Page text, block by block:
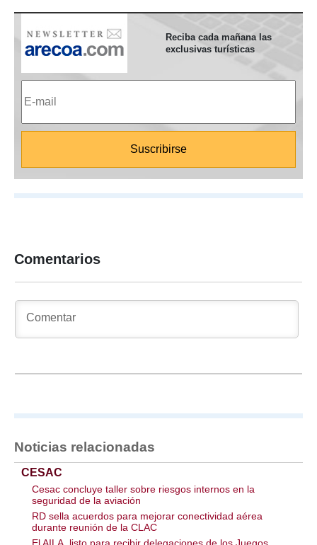
Reciba cada mañana las
exclusivas turísticas
Comentarios
Noticias relacionadas
CESAC
Cesac concluye taller sobre riesgos internos en la
seguridad de la aviación
RD sella acuerdos para mejorar conectividad aérea
durante reunión de la CLAC